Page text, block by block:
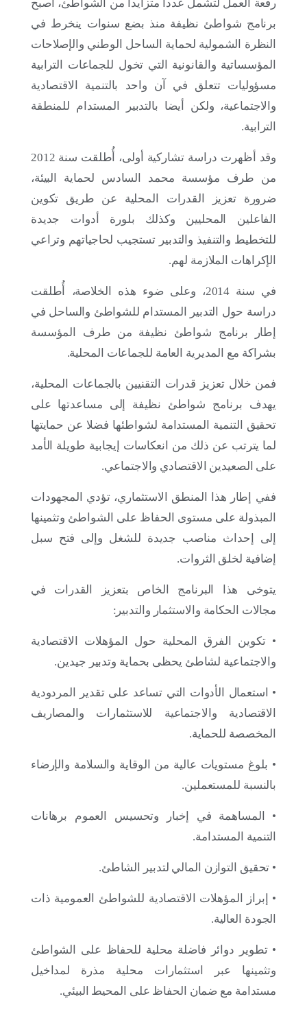
لا تظهر مرة أخرى
27 نوفمبر 2025
ورشة تقديم نتائج عملية بحر بلا بلاستيك 2025
بالمخيمات الصيفية
أبطال الصيف: تدريب ملتزم من أجل شواطئ خالية
من البلاستيك
شواطئ نظيفة: تدريبٌ غامر لخدمة ساحلٍ نموذجي
رقعة العمل لتشمل عددا متزايدا من الشواطئ، أصبح
برنامج شواطئ نظيفة منذ بضع سنوات ينخرط في
النظرة الشمولية لحماية الساحل الوطني والإصلاحات
المؤسساتية والقانونية التي تخول للجماعات الترابية
مسؤوليات تتعلق في آن واحد بالتنمية الاقتصادية
والاجتماعية، ولكن أيضا بالتدبير المستدام للمنطقة
الترابية.
وقد أظهرت دراسة تشاركية أولى، أُطلقت سنة 2012
من طرف مؤسسة محمد السادس لحماية البيئة،
ضرورة تعزيز القدرات المحلية عن طريق تكوين
الفاعلين المحليين وكذلك بلورة أدوات جديدة
للتخطيط والتنفيذ والتدبير تستجيب لحاجياتهم وتراعي
الإكراهات الملازمة لهم.
في سنة 2014، وعلى ضوء هذه الخلاصة، أُطلقت
دراسة حول التدبير المستدام للشواطئ والساحل في
إطار برنامج شواطئ نظيفة من طرف المؤسسة
بشراكة مع المديرية العامة للجماعات المحلية.
فمن خلال تعزيز قدرات التقنيين بالجماعات المحلية،
يهدف برنامج شواطئ نظيفة إلى مساعدتها على
تحقيق التنمية المستدامة لشواطئها فضلا عن حمايتها
لما يترتب عن ذلك من انعكاسات إيجابية طويلة الأمد
على الصعيدين الاقتصادي والاجتماعي.
ففي إطار هذا المنطق الاستثماري، تؤدي المجهودات
المبذولة على مستوى الحفاظ على الشواطئ وتثمينها
إلى إحداث مناصب جديدة للشغل وإلى فتح سبل
إضافية لخلق الثروات.
يتوخى هذا البرنامج الخاص بتعزيز القدرات في
مجالات الحكامة والاستثمار والتدبير:
• تكوين الفرق المحلية حول المؤهلات الاقتصادية
والاجتماعية لشاطئ يحظى بحماية وتدبير جيدين.
• استعمال الأدوات التي تساعد على تقدير المردودية
الاقتصادية والاجتماعية للاستثمارات والمصاريف
المخصصة للحماية.
• بلوغ مستويات عالية من الوقاية والسلامة والإرضاء
بالنسبة للمستعملين.
• المساهمة في إخبار وتحسيس العموم برهانات
التنمية المستدامة.
• تحقيق التوازن المالي لتدبير الشاطئ.
• إبراز المؤهلات الاقتصادية للشواطئ العمومية ذات
الجودة العالية.
• تطوير دوائر فاضلة محلية للحفاظ على الشواطئ
وتثمينها عبر استثمارات محلية مذرة لمداخيل
مستدامة مع ضمان الحفاظ على المحيط البيئي.